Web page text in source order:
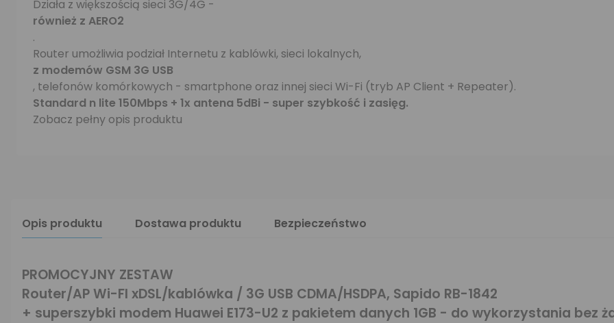
Działa z większością sieci 3G/4G -
również z AERO2
.
Router umożliwia podział Internetu z kablówki, sieci lokalnych,
z modemów GSM 3G USB
, telefonów komórkowych - smartphone oraz innej sieci Wi-Fi (tryb AP Client + Repeater).
Standard n lite 150Mbps + 1x antena 5dBi - super szybkość i zasięg.
Zobacz pełny opis produktu
Opis produktu Dostawa produktu Bezpieczeństwo
PROMOCYJNY ZESTAW
Router/AP Wi-FI xDSL/kablówka / 3G USB CDMA/HSDPA, Sapido RB-1842
+ superszybki modem Huawei E173-U2 z pakietem danych 1GB - do wykorzystania bez